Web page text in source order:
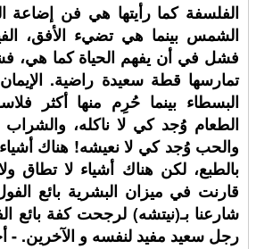
الفلسفة كما رأيتها هي فن إضاعة
الشمس بينما هي تضيء الأفق،
فشل في أن يفهم الحياة كما هي،
تمارسها قطة سعيدة راضية.
البسطاء بينما حُرِم منها أكثر
الطعام وُجد كي لا ناكله،
والحب وُجد كي لا نعيشه! هناك
بالطبع، لكن هناك أشياء لا تطاق
قارنت في ميزان البشرية بائع
شارعنا بـ(نيتشه) لرجحت كفة بائع
رجل سعيد مفيد لنفسه و الآخرين. -